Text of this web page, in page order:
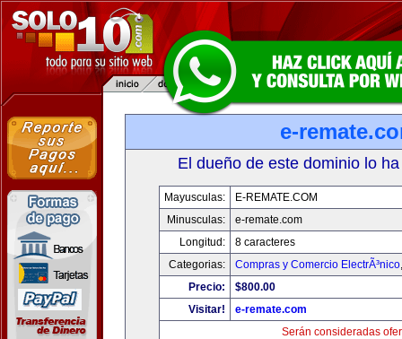
e-
El dueño de este dominio lo
Mayusculas:
E-REMATE.COM
Minusculas:
e-remate.com
Longitud:
8 caracteres
Categorias:
Compras y Comercio ElectrÃ³nico
Precio:
$800.00
Visitar!
e-remate.com
Serán consideradas